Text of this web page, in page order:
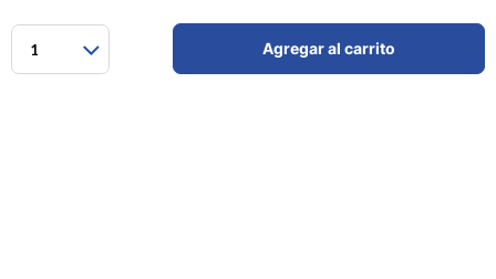
1 Agregar al carrito